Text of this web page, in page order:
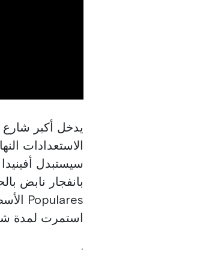
يدخل أكبر
سيستبدل أفينيدا
بانفجار نابض
استمرت لمدة
.